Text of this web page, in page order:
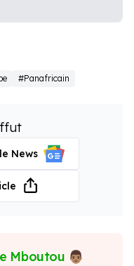
#Panafricain
News
Mboutou